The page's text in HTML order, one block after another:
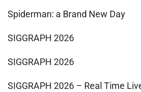
Spiderman: a Brand New Day
SIGGRAPH 2026
SIGGRAPH 2026
SIGGRAPH 2026 – Real Time